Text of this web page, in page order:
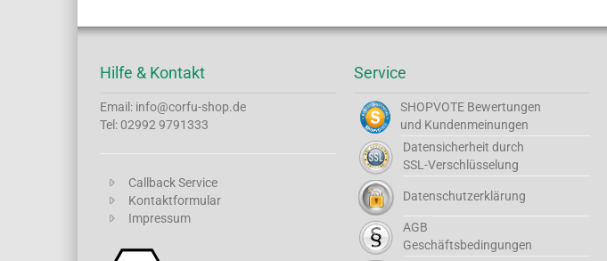
Hilfe & Kontakt
Email: info@corfu-shop.de
Tel: 02992 9791333
Callback Service
Kontaktformular
Impressum
Service
SHOPVOTE Bewertungen
und Kundenmeinungen
Datensicherheit durch
SSL-Verschlüsselung
Datenschutzerklärung
AGB
Geschäftsbedingungen